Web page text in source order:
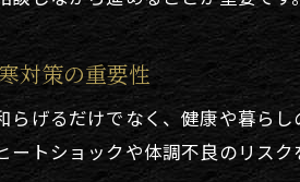
断熱リフォームで
補助金を使った
対策の重要性
らげるだけでなく、健康や暮ら
ートショックや体調不良のリス